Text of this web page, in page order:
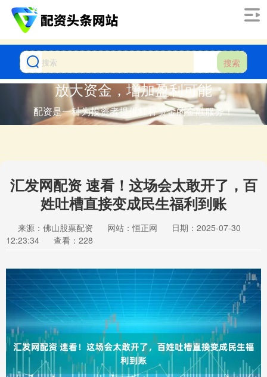
搜索
放大资金，增加盈利可能
配资是一种为投资者提供杠杆资金的金融服务！
汇发网配资 速看！这场会太敢开了，百
姓吐槽直接变成民生福利到账
来源：佛山股票配资 网站：恒正网
日期：2025-07-30
12:23:34
查看：228